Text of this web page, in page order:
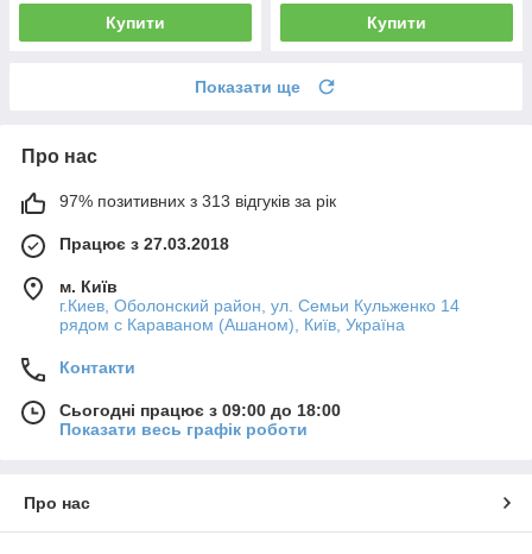
Купити Купити
Показати ще
Про нас
97% позитивних з 313 відгуків за рік
Працює з 27.03.2018
м. Київ
г.Киев, Оболонский район, ул. Семьи Кульженко 14
рядом с Караваном (Ашаном), Київ, Україна
Контакти
Сьогодні працює з 09:00 до 18:00
Показати весь графік роботи
Про нас